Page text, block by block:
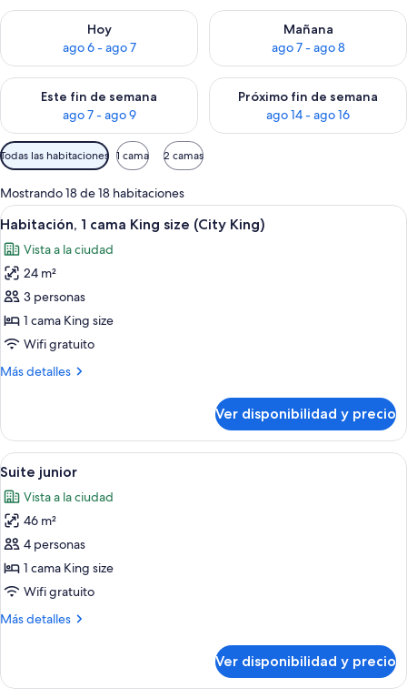
Hoy
ago 6 - ago 7
Consulta la disponibilidad para hoy ago 6 - ago 7
Mañana
ago 7 - ago 8
Consulta la disponibilidad
Este fin de semana
ago 7 - ago 9
Consulta la disponibilidad para este fin de semana ago 7 -
Próximo fin de semana
ago 14 - ago 16
Consulta la disponibilidad
Filtros
disponibles
para
las
habitaciones
Todas las habitaciones 1 cama 2 camas
Mostrando 18 de 18 habitaciones
Ver
todas
las
fotos
de
Habitación,
1
King
King)
Ropa de cama de alta calidad y
8
Habitación, 1 cama King size (City King)
Vista a la ciudad
24 m²
3 personas
1 cama King size
Wifi gratuito
Más detalles
Más
1
cama
King
(City
King)
Ver disponibilidad y precio
Ver
todas
las
fotos
de
Suite
junior
Un dormitorio moderno con una
10
Suite junior
Vista a la ciudad
46 m²
4 personas
1 cama King size
Wifi gratuito
Más detalles
Más
junior
Ver disponibilidad y precio